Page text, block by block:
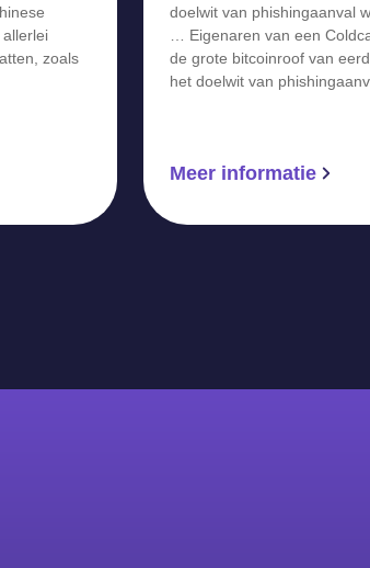
zoals
doelwit van phishingaanval
… Eigenaren van een
de grote bitcoinroof van
het doelwit van
Meer informatie